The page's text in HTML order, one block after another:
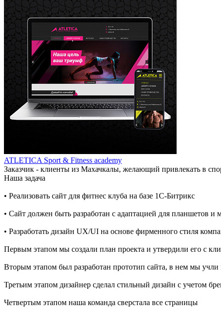
ATLETICA Sport & Fitness academy
Заказчик - клиенты из Махачкалы, желающий привлекать в
Наша задача
• Реализовать сайт для фитнес клуба на базе 1С-Битрикс
• Сайт должен быть разработан с адаптацией для планшетов и
• Разработать дизайн UX/UI на основе фирменного стиля
Первым этапом мы создали план проекта и утвердили его с
Вторым этапом был разработан прототип сайта, в нем мы учли
Третьим этапом дизайнер сделал стильный дизайн с учетом
Четвертым этапом наша команда сверстала все страницы